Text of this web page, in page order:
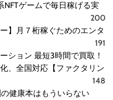
NFTゲームで毎日稼げる実
200
】月７桁稼ぐためのエンタ
191
ション 最短3時間で買取！
、全国対応【ファクタリン
148
健康本はもういらない